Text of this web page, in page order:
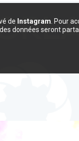
de Instagram . Pour
données seront